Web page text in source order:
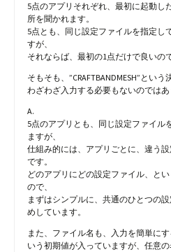
5点のアプリそれぞれ、最初に起動し
所を聞かれます。
5点とも、同じ設定ファイルを指定し
すが、
それならば、最初の1点だけで良いの
そもそも、”CRAFTBANDMESH”とい
わざわざ入力する必要もないのではあ
A.
5点のアプリとも、同じ設定ファイル
ますが、
仕組み的には、アプリごとに、違う
です。
どのアプリにどの設定ファイル、と
ので、
まずはシンプルに、共通のひとつの
めしています。
また、ファイル名も、入力を簡単にす
いう初期値が入っていますが、任意